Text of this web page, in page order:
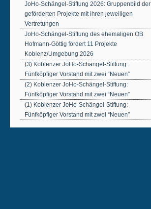
JoHo-Schängel-Stiftung 2026: Gruppenbild der
geförderten Projekte mit ihren jeweiligen
Vertretungen
JoHo-Schängel-Stiftung des ehemaligen OB
Hofmann-Göttig fördert 11 Projekte
Koblenz/Umgebung 2026
(3) Koblenzer JoHo-Schängel-Stiftung:
Fünfköpfiger Vorstand mit zwei “Neuen”
(2) Koblenzer JoHo-Schängel-Stiftung:
Fünfköpfiger Vorstand mit zwei “Neuen”
(1) Koblenzer JoHo-Schängel-Stiftung:
Fünfköpfiger Vorstand mit zwei “Neuen”